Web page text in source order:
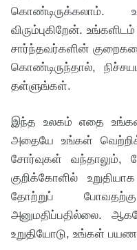
விரும்புகிறேன்.
சார்ந்தவர்களின்
கொண்டிருந்தால்,
தள்ளுங்கள்.
இந்த உலகம் எதை
அதையே உங்கள்
சோர்வுகள் வந்தாலும்,
குறிக்கோளில்
தோற்றுப்
அனுமதிப்பதில்லை.
உறுதியோடு, உங்கள்